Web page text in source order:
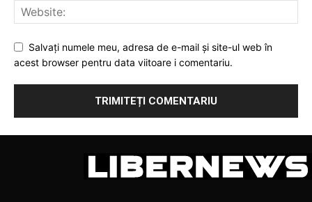
Salvați numele meu, adresa de e-mail și site-ul web în
acest browser pentru data viitoare i comentariu.